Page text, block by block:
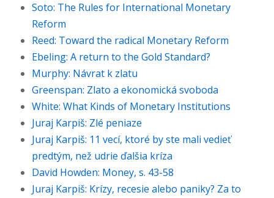
Soto: The Rules for International Monetary
Reform
Reed: Toward the radical Monetary Reform
Ebeling: A return to the Gold Standard?
Murphy: Návrat k zlatu
Greenspan: Zlato a ekonomická svoboda
White: What Kinds of Monetary Institutions
Juraj Karpiš: Zlé peniaze
Juraj Karpiš: 11 vecí, ktoré by ste mali vedieť
predtým, než udrie ďalšia kríza
David Howden: Money, s. 43-58
Juraj Karpiš: Krízy, recesie alebo paniky? Za to